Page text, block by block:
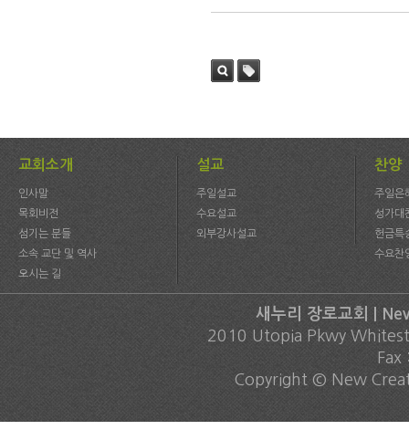
교회소개
인사말
목회비전
섬기는 분들
소속 교단 및 역사
오시는 길
설교
주일설교
수요설교
외부강사설교
찬양
주일은
성가대
헌금특
수요찬
새누리 장로교회 |
2010 Utopia Pkwy
Copyright © New